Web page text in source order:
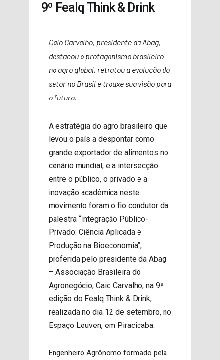
9º Fealq Think & Drink
Caio Carvalho, presidente da Abag,
destacou o protagonismo brasileiro
no agro global, retratou a evolução do
setor no Brasil e trouxe sua visão para
o futuro.
A estratégia do agro brasileiro que
levou o país a despontar como
grande exportador de alimentos no
cenário mundial, e a intersecção
entre o público, o privado e a
inovação acadêmica neste
movimento foram o fio condutor da
palestra “Integração Público-
Privado: Ciência Aplicada e
Produção na Bioeconomia”,
proferida pelo presidente da Abag
– Associação Brasileira do
Agronegócio, Caio Carvalho, na 9ª
edição do Fealq Think & Drink,
realizada no dia 12 de setembro, no
Espaço Leuven, em Piracicaba.
Engenheiro Agrônomo formado pela